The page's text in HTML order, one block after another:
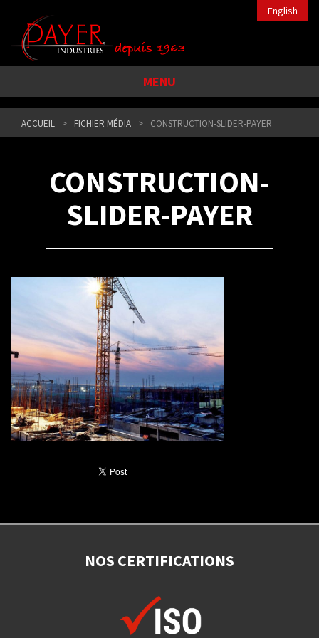
English
MENU
ACCUEIL FICHIER MÉDIA CONSTRUCTION-SLIDER-PAYER
CONSTRUCTION-
SLIDER-PAYER
NOS CERTIFICATIONS